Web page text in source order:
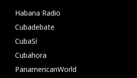
Habana Radio
Cubadebate
CubaSí
Cubahora
PanamericanWorld